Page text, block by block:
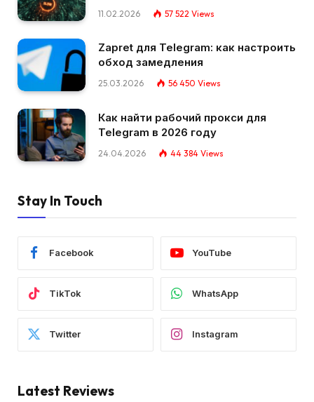
11.02.2026 57 522 Views
Zapret для Telegram: как настроить
обход замедления
25.03.2026 56 450 Views
Как найти рабочий прокси для
Telegram в 2026 году
24.04.2026 44 384 Views
Stay In Touch
Facebook YouTube
TikTok WhatsApp
Twitter Instagram
Latest Reviews